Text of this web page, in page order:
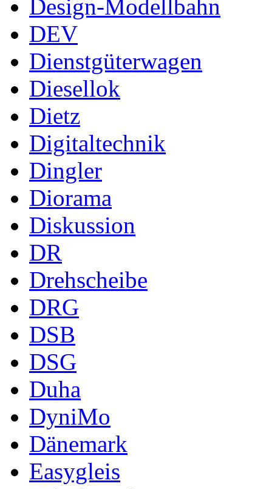
Design-Modellbahn
DEV
Dienstgüterwagen
Diesellok
Dietz
Digitaltechnik
Dingler
Diorama
Diskussion
DR
Drehscheibe
DRG
DSB
DSG
Duha
DyniMo
Dänemark
Easygleis